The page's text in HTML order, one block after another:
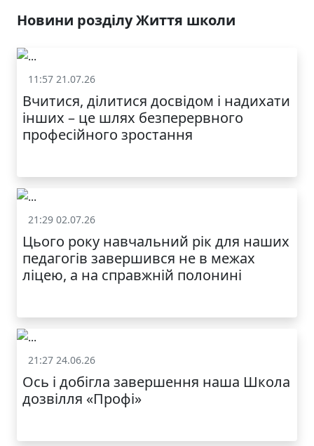
Новини розділу Життя школи
11:57 21.07.26
Вчитися, ділитися досвідом і надихати
інших – це шлях безперервного
професійного зростання
21:29 02.07.26
Цього року навчальний рік для наших
педагогів завершився не в межах
ліцею, а на справжній полонині
21:27 24.06.26
Ось і добігла завершення наша Школа
дозвілля «Профі»